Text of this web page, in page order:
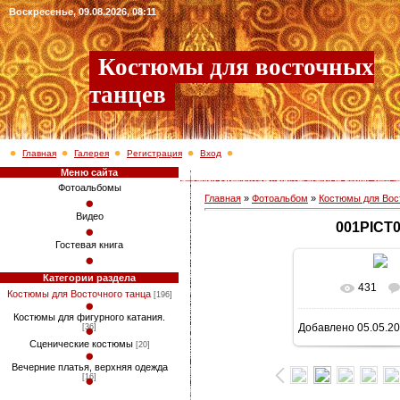
Воскресенье, 09.08.2026, 08:11
Костюмы для восточных
танцев
Главная Галерея Регистрация Вход
Меню сайта
Фотоальбомы
Видео
Гостевая книга
Категории раздела
Костюмы для Восточного танца [196]
Костюмы для фигурного катания.
[36]
Сценические костюмы [20]
Вечерние платья, верхняя одежда
[16]
Главная » Фотоальбом » Костюмы для
В
768x1024/
431
Добавлено